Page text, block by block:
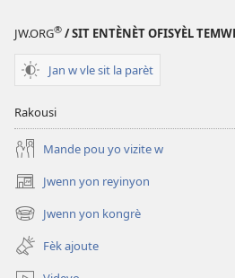
JW.ORG® / SIT ENTÈNÈT OFISYÈL
Jan w vle sit la parèt
Rakousi
Mande pou yo vizite w
Jwenn yon reyinyon
(opens
new
window)
Jwenn yon kongrè
(opens
new
window)
Fèk ajoute